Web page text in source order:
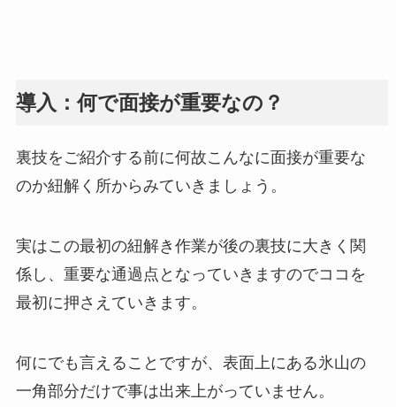
導入：何で面接が重要なの？
裏技をご紹介する前に何故こんなに面接が重要な
のか紐解く所からみていきましょう。
実はこの最初の紐解き作業が後の裏技に大きく関
係し、重要な通過点となっていきますのでココを
最初に押さえていきます。
何にでも言えることですが、表面上にある氷山の
一角部分だけで事は出来上がっていません。